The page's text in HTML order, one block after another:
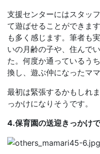
支援センターにはスタッ
て遊ばせることができま
も多く感じます。筆者も
いの月齢の子や、住んで
た。何度か通っているう
換し、遊ぶ仲になったママ
最初は緊張するかもしれ
っかけになりそうです。
4.保育園の送迎きっかけ